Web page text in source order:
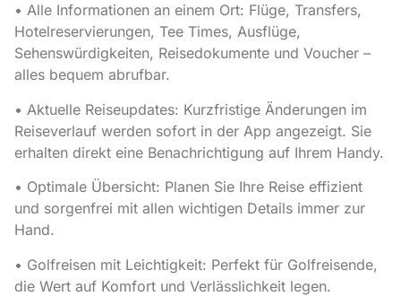
• Alle Informationen an einem Ort: Flüge, Transfers,
Hotelreservierungen, Tee Times, Ausflüge,
Sehenswürdigkeiten, Reisedokumente und Voucher –
alles bequem abrufbar.
• Aktuelle Reiseupdates: Kurzfristige Änderungen im
Reiseverlauf werden sofort in der App angezeigt. Sie
erhalten direkt eine Benachrichtigung auf Ihrem Handy.
• Optimale Übersicht: Planen Sie Ihre Reise effizient
und sorgenfrei mit allen wichtigen Details immer zur
Hand.
• Golfreisen mit Leichtigkeit: Perfekt für Golfreisende,
die Wert auf Komfort und Verlässlichkeit legen.